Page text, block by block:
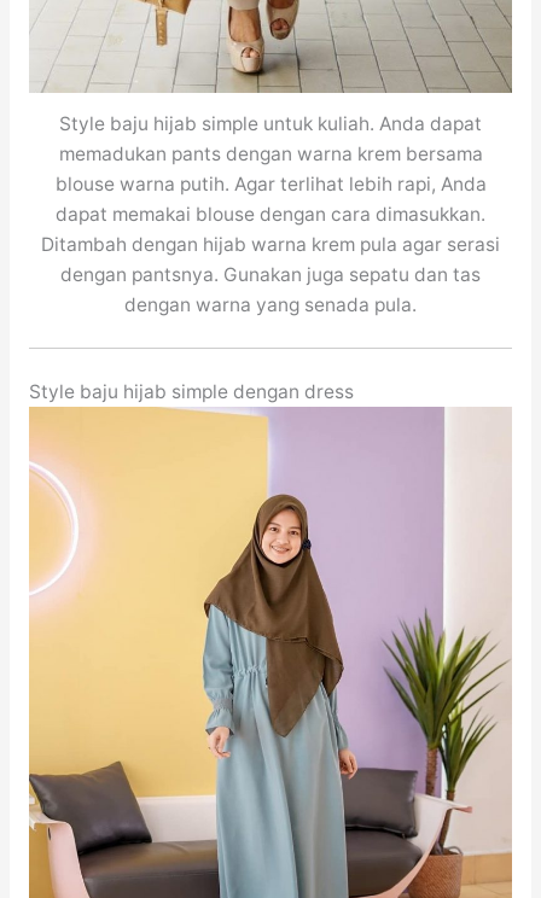
Style baju hijab simple untuk kuliah. Anda dapat
memadukan pants dengan warna krem bersama
blouse warna putih. Agar terlihat lebih rapi, Anda
dapat memakai blouse dengan cara dimasukkan.
Ditambah dengan hijab warna krem pula agar serasi
dengan pantsnya. Gunakan juga sepatu dan tas
dengan warna yang senada pula.
Style baju hijab simple dengan dress